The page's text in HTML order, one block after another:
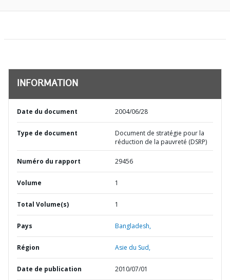
INFORMATION
Date du document 2004/06/28
Type de document
Document de stratégie pour la
réduction de la pauvreté (DSRP)
Numéro du rapport 29456
Volume 1
Total Volume(s) 1
Pays Bangladesh,
Région Asie du Sud,
Date de publication 2010/07/01